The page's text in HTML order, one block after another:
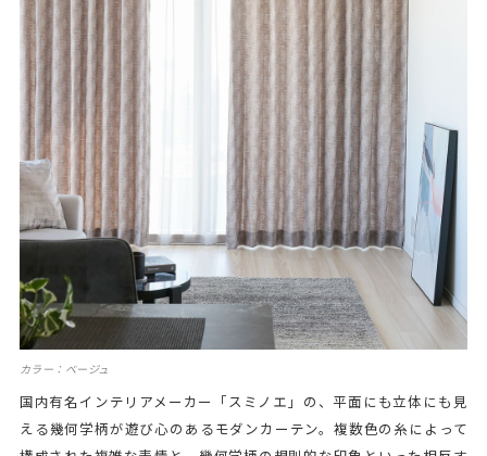
カラー：ベージュ
国内有名インテリアメーカー「スミノエ」の、平面にも立体にも見
える幾何学柄が遊び心のあるモダンカーテン。複数色の糸によって